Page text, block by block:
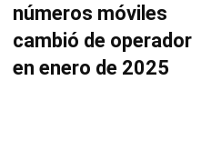
números móviles
cambió de operador
en enero de 2025